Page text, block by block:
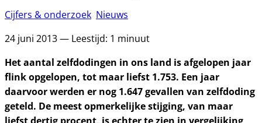
Cijfers & onderzoek Nieuws
24 juni 2013 — Leestijd: 1 minuut
Het aantal zelfdodingen in ons land is afgelopen jaar
flink opgelopen, tot maar liefst 1.753. Een jaar
daarvoor werden er nog 1.647 gevallen van zelfdoding
geteld. De meest opmerkelijke stijging, van maar